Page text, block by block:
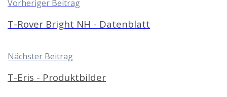
Vorheriger Beitrag
T-Rover Bright NH - Datenblatt
Nächster Beitrag
T-Eris - Produktbilder